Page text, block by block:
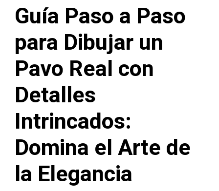
Guía Paso a Paso
para Dibujar un
Pavo Real con
Detalles
Intrincados:
Domina el Arte de
la Elegancia